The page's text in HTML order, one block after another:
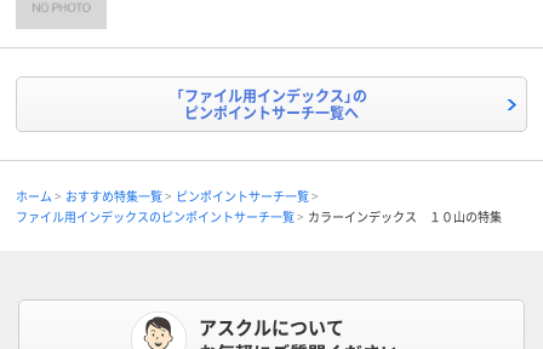
「ファイル用インデックス」の
ピンポイントサーチ一覧へ
ホーム おすすめ特集一覧
ピンポイントサーチ一覧
ファイル用インデックスのピンポイントサーチ一覧
カラーインデックス １０山の特集
アスクルについて